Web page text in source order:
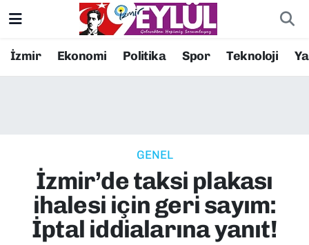
İzmir Ekonomi Politika Spor Teknoloji
GENEL
İzmir’de taksi plakası
ihalesi için geri sayım:
İptal iddialarına yanıt!
Resmi İlanlar
EKONOMİ
KÜLTÜR SANAT
Konak Nöbetçi Eczaneler
Süper Lig Puan Durumu ve Fikstür
Tüm Manşetler
Son Dakika Haberleri